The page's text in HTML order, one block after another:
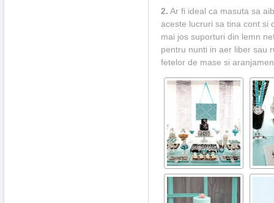
2. Ar fi ideal ca masuta sa
aceste lucruri sa tina cont si
mai jos suporturi din lemn
pentru nunti in aer liber sau
fetelor de mase si